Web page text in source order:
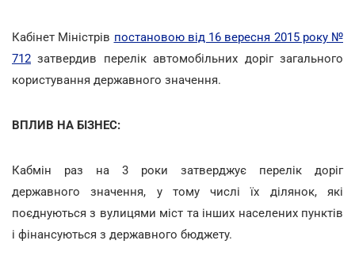
Кабінет Міністрів постановою від 16 вересня 2015 року №
712 затвердив перелік автомобільних доріг загального
користування державного значення.
ВПЛИВ НА БІЗНЕС:
Кабмін раз на 3 роки затверджує перелік доріг
державного значення, у тому числі їх ділянок, які
поєднуються з вулицями міст та інших населених пунктів
і фінансуються з державного бюджету.